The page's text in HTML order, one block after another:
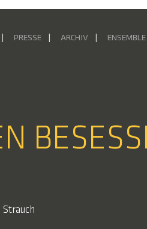
PRESSE ARCHIV ENSEMBLE
Strauch